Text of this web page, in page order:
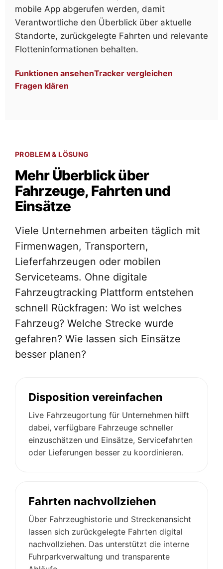
mobile App abgerufen werden, damit
Verantwortliche den Überblick über aktuelle
Standorte, zurückgelegte Fahrten und relevante
Flotteninformationen behalten.
Funktionen ansehenTracker vergleichen
Fragen klären
PROBLEM & LÖSUNG
Mehr Überblick über
Fahrzeuge, Fahrten und
Einsätze
Viele Unternehmen arbeiten täglich mit
Firmenwagen, Transportern,
Lieferfahrzeugen oder mobilen
Serviceteams. Ohne digitale
Fahrzeugtracking Plattform entstehen
schnell Rückfragen: Wo ist welches
Fahrzeug? Welche Strecke wurde
gefahren? Wie lassen sich Einsätze
besser planen?
Disposition vereinfachen
Live Fahrzeugortung für Unternehmen hilft
dabei, verfügbare Fahrzeuge schneller
einzuschätzen und Einsätze, Servicefahrten
oder Lieferungen besser zu koordinieren.
Fahrten nachvollziehen
Über Fahrzeughistorie und Streckenansicht
lassen sich zurückgelegte Fahrten digital
nachvollziehen. Das unterstützt die interne
Fuhrparkverwaltung und transparente